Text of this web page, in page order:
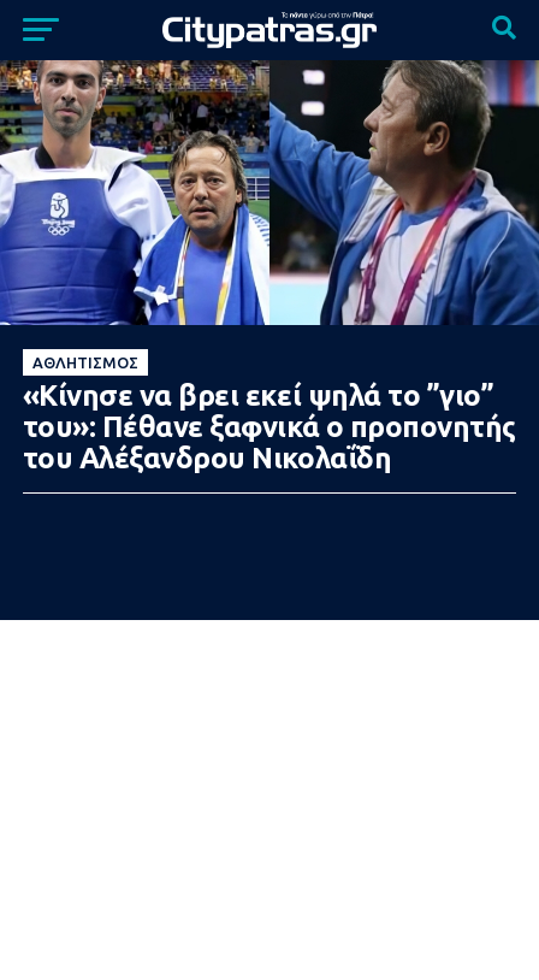
ΑΘΛΗΤΙΣΜΌΣ
«Κίνησε να βρει εκεί ψηλά το ”γιο”
του»: Πέθανε ξαφνικά ο προπονητής
του Αλέξανδρου Νικολαΐδη